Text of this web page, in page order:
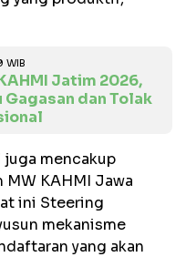
WIB
Jatim 2026,
Gagasan dan Tolak
mencakup
KAHMI Jawa
ini Steering
mekanisme
yang akan